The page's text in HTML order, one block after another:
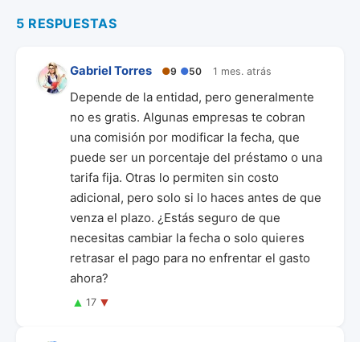
5 RESPUESTAS
Gabriel Torres ●9 ●50 1 mes. atrás
Depende de la entidad, pero generalmente
no es gratis. Algunas empresas te cobran
una comisión por modificar la fecha, que
puede ser un porcentaje del préstamo o una
tarifa fija. Otras lo permiten sin costo
adicional, pero solo si lo haces antes de que
venza el plazo. ¿Estás seguro de que
necesitas cambiar la fecha o solo quieres
retrasar el pago para no enfrentar el gasto
ahora?
▲ 17 ▼